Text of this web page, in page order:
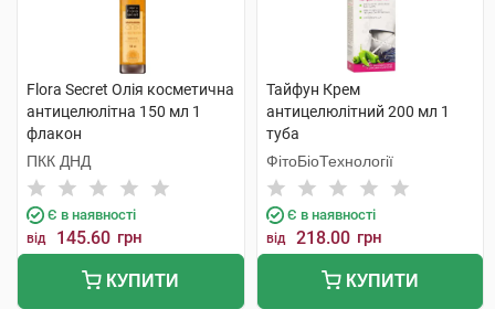
Flora Secret Олія косметична
антицелюлітна 150 мл 1
флакон
ПКК ДНД
Є в наявності
від 145.60 грн
КУПИТИ
Тайфун Крем
антицелюлітний 200 мл 1
туба
ФітоБіоТехнології
Є в наявності
від 218.00 грн
КУПИТИ